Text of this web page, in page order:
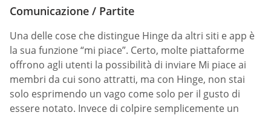
Comunicazione / Partite
Una delle cose che distingue Hinge da altri siti e app è
la sua funzione “mi piace”. Certo, molte piattaforme
offrono agli utenti la possibilità di inviare Mi piace ai
membri da cui sono attratti, ma con Hinge, non stai
solo esprimendo un vago come solo per il gusto di
essere notato. Invece di colpire semplicemente un